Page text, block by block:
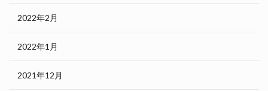
2022年2月
2022年1月
2021年12月